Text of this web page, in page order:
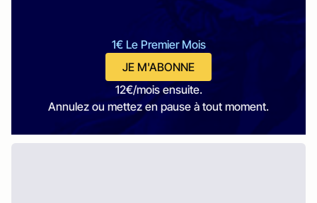
1€ Le Premier Mois
JE M'ABONNE
12€/mois ensuite.
Annulez ou mettez en pause à tout moment.